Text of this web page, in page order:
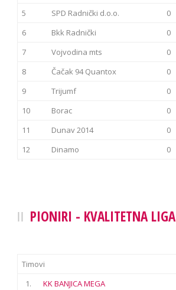
5
SPD Radnički d.o.o. 0
6
Bkk Radnički 0
7
Vojvodina mts 0
8
Čačak 94 Quantox 0
9
Trijumf 0
10
Borac 0
11
Dunav 2014 0
12
Dinamo 0
PIONIRI - KVALITETNA LIGA
Timovi
1.
KK BANJICA MEGA